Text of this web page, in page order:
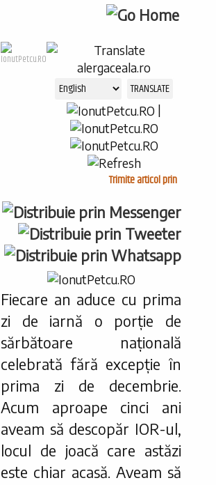
|
Trimite articol prin
Fiecare an aduce cu prima
zi de iarnă o porție de
sărbătoare națională
celebrată fără excepție în
prima zi de decembrie.
Acum aproape cinci ani
aveam să descopăr IOR-ul,
locul de joacă care astăzi
este chiar acasă. Aveam să